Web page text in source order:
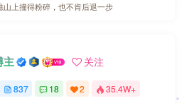
山上撞得粉碎，也不肯后退一步
主 关注
837 18 2 35.4W+